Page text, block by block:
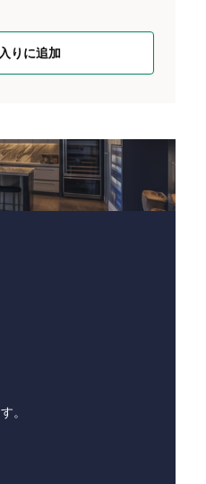
りに追加
。